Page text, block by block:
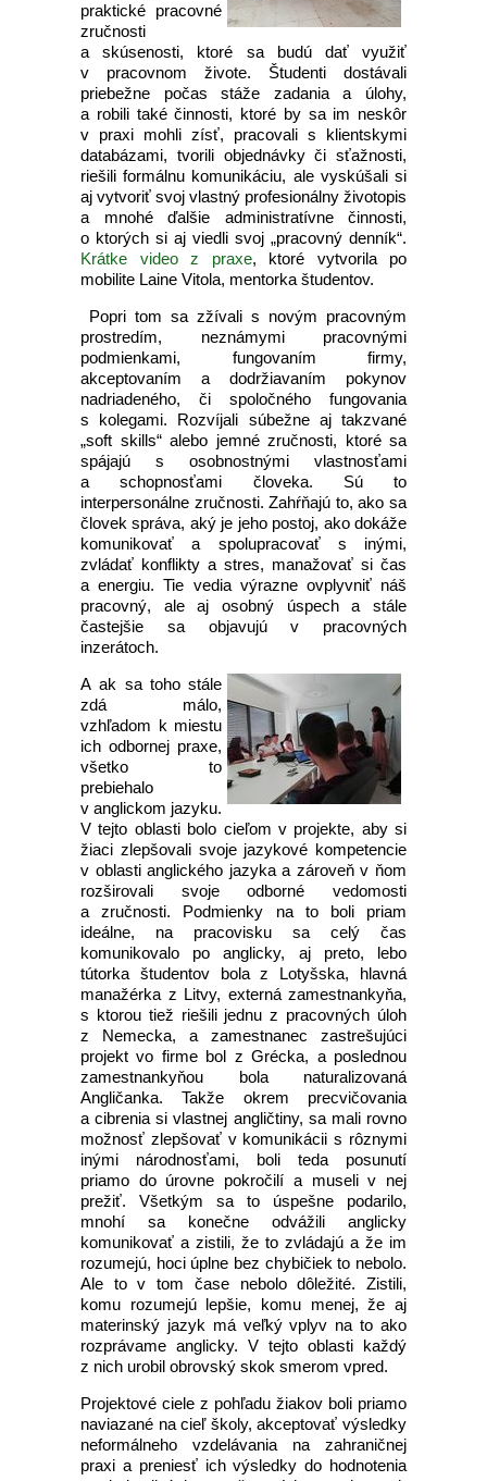
praktické pracovné
zručnosti
a skúsenosti, ktoré sa budú dať využiť
v pracovnom živote. Študenti dostávali
priebežne počas stáže zadania a úlohy,
a robili také činnosti, ktoré by sa im neskôr
v praxi mohli zísť, pracovali s klientskymi
databázami, tvorili objednávky či sťažnosti,
riešili formálnu komunikáciu, ale vyskúšali si
aj vytvoriť svoj vlastný profesionálny životopis
a mnohé ďalšie administratívne činnosti,
o ktorých si aj viedli svoj „pracovný denník“.
Krátke video z praxe, ktoré vytvorila po
mobilite Laine Vitola, mentorka študentov.
Popri tom sa zžívali s novým pracovným
prostredím, neznámymi pracovnými
podmienkami, fungovaním firmy,
akceptovaním a dodržiavaním pokynov
nadriadeného, či spoločného fungovania
s kolegami. Rozvíjali súbežne aj takzvané
„soft skills“ alebo jemné zručnosti, ktoré sa
spájajú s osobnostnými vlastnosťami
a schopnosťami človeka. Sú to
interpersonálne zručnosti. Zahŕňajú to, ako sa
človek správa, aký je jeho postoj, ako dokáže
komunikovať a spolupracovať s inými,
zvládať konflikty a stres, manažovať si čas
a energiu. Tie vedia výrazne ovplyvniť náš
pracovný, ale aj osobný úspech a stále
častejšie sa objavujú v pracovných
inzerátoch.
A ak sa toho stále
zdá málo,
vzhľadom k miestu
ich odbornej praxe,
všetko to
prebiehalo
v anglickom jazyku.
V tejto oblasti bolo cieľom v projekte, aby si
žiaci zlepšovali svoje jazykové kompetencie
v oblasti anglického jazyka a zároveň v ňom
rozširovali svoje odborné vedomosti
a zručnosti. Podmienky na to boli priam
ideálne, na pracovisku sa celý čas
komunikovalo po anglicky, aj preto, lebo
tútorka študentov bola z Lotyšska, hlavná
manažérka z Litvy, externá zamestnankyňa,
s ktorou tiež riešili jednu z pracovných úloh
z Nemecka, a zamestnanec zastrešujúci
projekt vo firme bol z Grécka, a poslednou
zamestnankyňou bola naturalizovaná
Angličanka. Takže okrem precvičovania
a cibrenia si vlastnej angličtiny, sa mali rovno
možnosť zlepšovať v komunikácii s rôznymi
inými národnosťami, boli teda posunutí
priamo do úrovne pokročilí a museli v nej
prežiť. Všetkým sa to úspešne podarilo,
mnohí sa konečne odvážili anglicky
komunikovať a zistili, že to zvládajú a že im
rozumejú, hoci úplne bez chybičiek to nebolo.
Ale to v tom čase nebolo dôležité. Zistili,
komu rozumejú lepšie, komu menej, že aj
materinský jazyk má veľký vplyv na to ako
rozprávame anglicky. V tejto oblasti každý
z nich urobil obrovský skok smerom vpred.
Projektové ciele z pohľadu žiakov boli priamo
naviazané na cieľ školy, akceptovať výsledky
neformálneho vzdelávania na zahraničnej
praxi a preniesť ich výsledky do hodnotenia